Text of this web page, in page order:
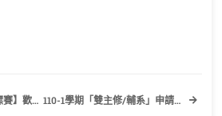
【2021全國日語辯論錦標賽】歡迎有興趣的同學踴躍報名參加！ 110-1學期「雙主修/輔系」申請公告